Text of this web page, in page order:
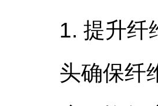
1. 提升纤
头确保纤